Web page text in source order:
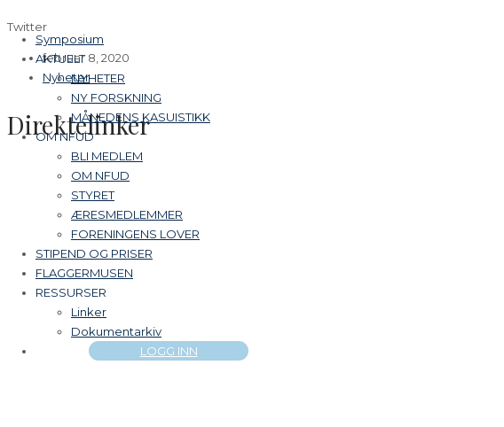
Symposium
AKTUELT
NYHETER
NY FORSKNING
MÅNEDENS KASUISTIKK
OM NFUD
BLI MEDLEM
OM NFUD
STYRET
ÆRESMEDLEMMER
FORENINGENS LOVER
STIPEND OG PRISER
FLAGGERMUSEN
RESSURSER
Linker
Dokumentarkiv
LOGG INN
Twitter
februar 8, 2020
Nyheter
Direktelinker